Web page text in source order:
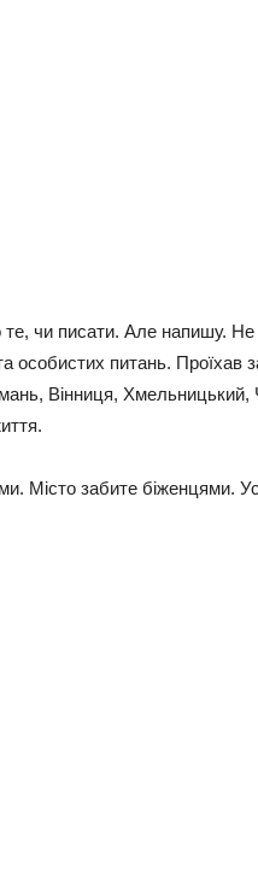
чи писати. Але напишу. Не
особистих питань. Проїхав
Вінниця, Хмельницький,
Місто забите біженцями.